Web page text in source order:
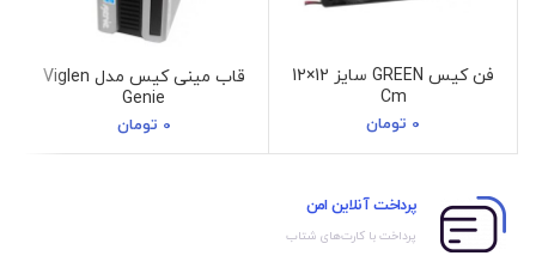
فن کیس GREEN سایز 12×12
Cm
0 تومان
قاب مینی کیس مدل Viglen
Genie
0 تومان
پرداخت آنلاین امن
پرداخت با کارت‌های شتاب